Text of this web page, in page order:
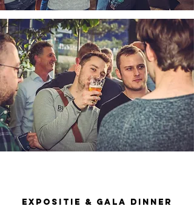
EXPOSITIE & GALA DINNER